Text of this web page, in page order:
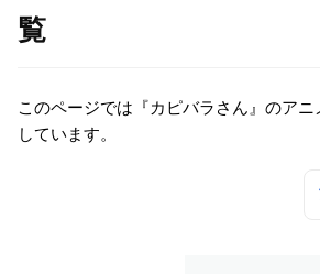
覧
このページでは『カピバラさん』のア
しています。